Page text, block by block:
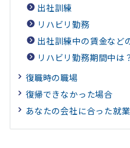
出社訓練
リハビリ勤務
出社訓練中の賃金など
リハビリ勤務期間中は
復職時の職場
復帰できなかった場合
あなたの会社に合った就